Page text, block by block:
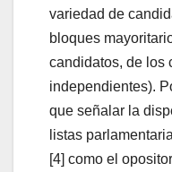
variedad de
bloques
candidatos, de los
independientes).
que señalar la
listas
[4] como el